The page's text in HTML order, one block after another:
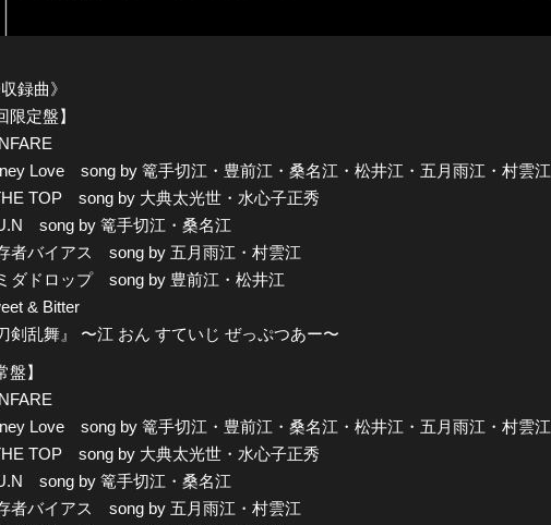
録曲》
限定盤】
Love song by 篭手切江・豊前江・桑名江・松井江・五月雨江・村雲江
TOP song by 大典太光世・水心子正秀
song by 篭手切江・桑名江
者バイアス song by 五月雨江・村雲江
ダドロップ song by 豊前江・松井江
& Bitter
剣乱舞』 〜江 おん すていじ ぜっぷつあー〜
盤】
Love song by 篭手切江・豊前江・桑名江・松井江・五月雨江・村雲江
TOP song by 大典太光世・水心子正秀
song by 篭手切江・桑名江
者バイアス song by 五月雨江・村雲江